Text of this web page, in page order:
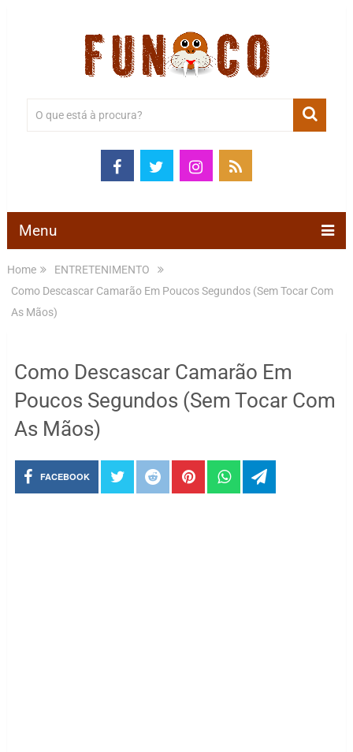
Menu
Home
ENTRETENIMENTO
Como Descascar Camarão Em Poucos Segundos (Sem Tocar Com
As Mãos)
Como Descascar Camarão Em
Poucos Segundos (Sem Tocar Com
As Mãos)
FACEBOOK